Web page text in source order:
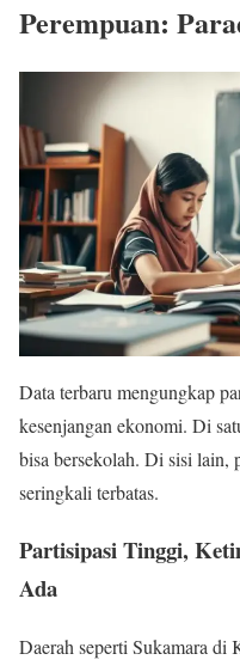
Perempuan:
Data terbaru mengungkap
kesenjangan ekonomi. Di
bisa bersekolah. Di sisi lain,
seringkali terbatas.
Partisipasi Tinggi,
Ada
Daerah seperti Sukamara di